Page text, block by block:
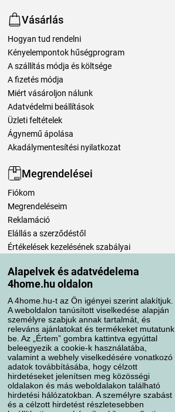
Alapelvek és adatvédelema
4home.hu oldalon
A 4home.hu-t az Ön igényei szerint alakítjuk.
A weboldalon tanúsított viselkedése alapján
személyre szabjuk annak tartalmát, és
releváns ajánlatokat és termékeket mutatunk
be. Az „Értem” gombra kattintva egyúttal
beleegyezik a cookie-k használatába,
valamint a webhely viselkedésére vonatkozó
adatok továbbításába, hogy célzott
hirdetéseket jelenítsen meg közösségi
oldalakon és más weboldalakon található
hirdetési hálózatokban. A személyre szabást
és a célzott hirdetést részletesebben
Vásárlás
Hogyan tud rendelni
Kényelempontok hűségprogram
A szállítás módja és költsége
A fizetés módja
Miért vásároljon nálunk
Adatvédelmi beállítások
Üzleti feltételek
Ágynemű ápolása
Akadálymentesítési nyilatkozat
Megrendelései
Fiókom
Megrendeléseim
Reklamáció
Elállás a szerződéstől
Értékelések kezelésének szabályai
Szállítási módok
Fizetési módok
AdatvédelemSüti szabályzat